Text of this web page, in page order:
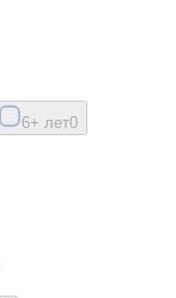
6+ лет0